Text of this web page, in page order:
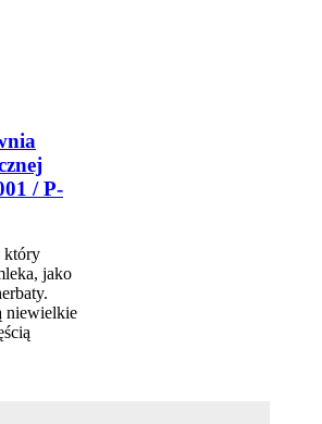
/ P-
który
jako
niewielkie